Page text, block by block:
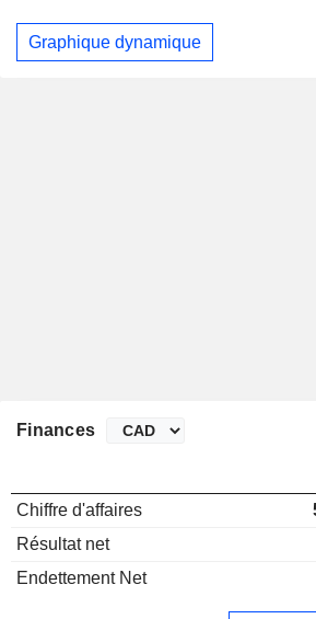
Graphique dynamique
Finances
Chiffre d'affaires
Résultat net
Endettement Net